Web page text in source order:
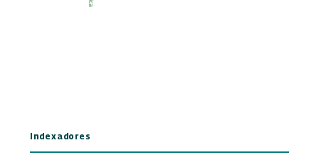
Indexadores